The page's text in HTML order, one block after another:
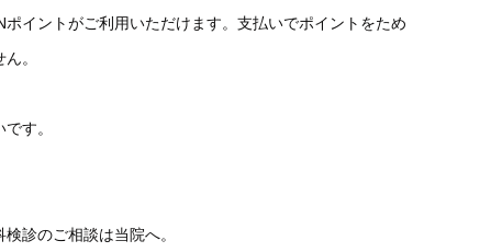
イントがご利用いただけます。支払いでポイントをため
。
す。
診のご相談は当院へ。